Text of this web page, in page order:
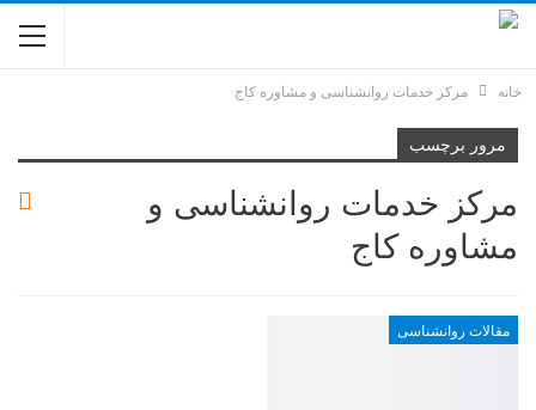
خانه مرکز خدمات روانشناسی و مشاوره کاج
مرور برچسب
مرکز خدمات روانشناسی و
مشاوره کاج
مقالات روانشناسی